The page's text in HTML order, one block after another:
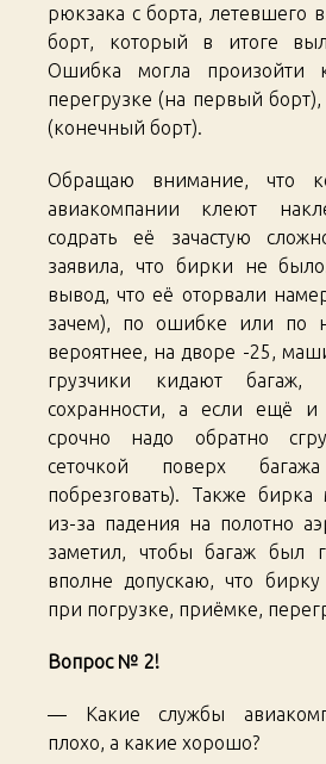
рюкзака с борта, летевшего
борт, который в итоге
Ошибка могла произойти
перегрузке (на первый
(конечный борт).
Обращаю внимание, что
авиакомпании клеют
содрать её зачастую
заявила, что бирки не
вывод, что её оторвали
зачем), по ошибке или по
вероятнее, на дворе -25,
грузчики кидают
сохранности, а если ещё и
срочно надо обратно
сеточкой поверх
побрезговать). Также бирка
из-за падения на полотно
заметил, чтобы багаж был
вполне допускаю, что бирку
при погрузке, приёмке,
Вопрос № 2!
— Какие службы
плохо, а какие хорошо?